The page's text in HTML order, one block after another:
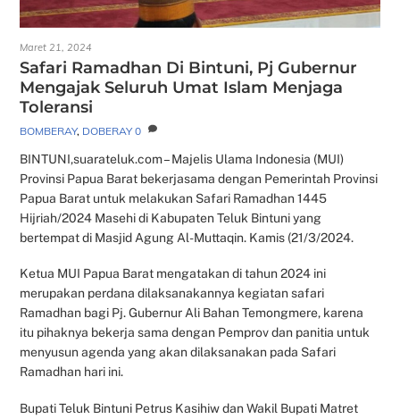
Maret 21, 2024
Safari Ramadhan Di Bintuni, Pj Gubernur
Mengajak Seluruh Umat Islam Menjaga
Toleransi
BOMBERAY, DOBERAY 0
BINTUNI,suarateluk.com – Majelis Ulama Indonesia (MUI)
Provinsi Papua Barat bekerjasama dengan Pemerintah Provinsi
Papua Barat untuk melakukan Safari Ramadhan 1445
Hijriah/2024 Masehi di Kabupaten Teluk Bintuni yang
bertempat di Masjid Agung Al-Muttaqin. Kamis (21/3/2024.
Ketua MUI Papua Barat mengatakan di tahun 2024 ini
merupakan perdana dilaksanakannya kegiatan safari
Ramadhan bagi Pj. Gubernur Ali Bahan Temongmere, karena
itu pihaknya bekerja sama dengan Pemprov dan panitia untuk
menyusun agenda yang akan dilaksanakan pada Safari
Ramadhan hari ini.
Bupati Teluk Bintuni Petrus Kasihiw dan Wakil Bupati Matret